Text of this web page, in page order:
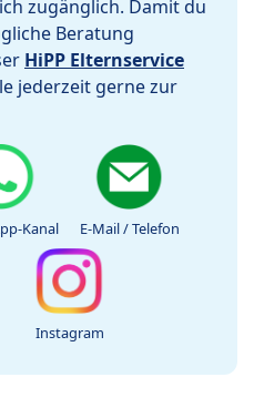
zugänglich. Damit du
Beratung
HiPP Elternservice
jederzeit gerne zur
Kanal E-Mail / Telefon
Instagram